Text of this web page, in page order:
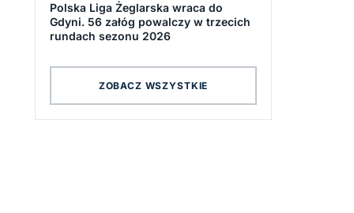
Polska Liga Żeglarska wraca do
Gdyni. 56 załóg powalczy w trzecich
rundach sezonu 2026
ZOBACZ WSZYSTKIE